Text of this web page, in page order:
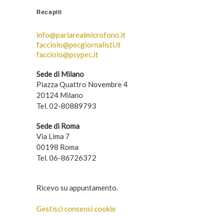
Recapiti
info@parlarealmicrofono.it
facciolo@pecgiornalisti.it
facciolo@psypec.it
Sede di Milano
Piazza Quattro Novembre 4
20124 Milano
Tel. 02-80889793
Sede di Roma
Via Lima 7
00198 Roma
Tel. 06-86726372
Ricevo su appuntamento.
Gestisci consensi cookie